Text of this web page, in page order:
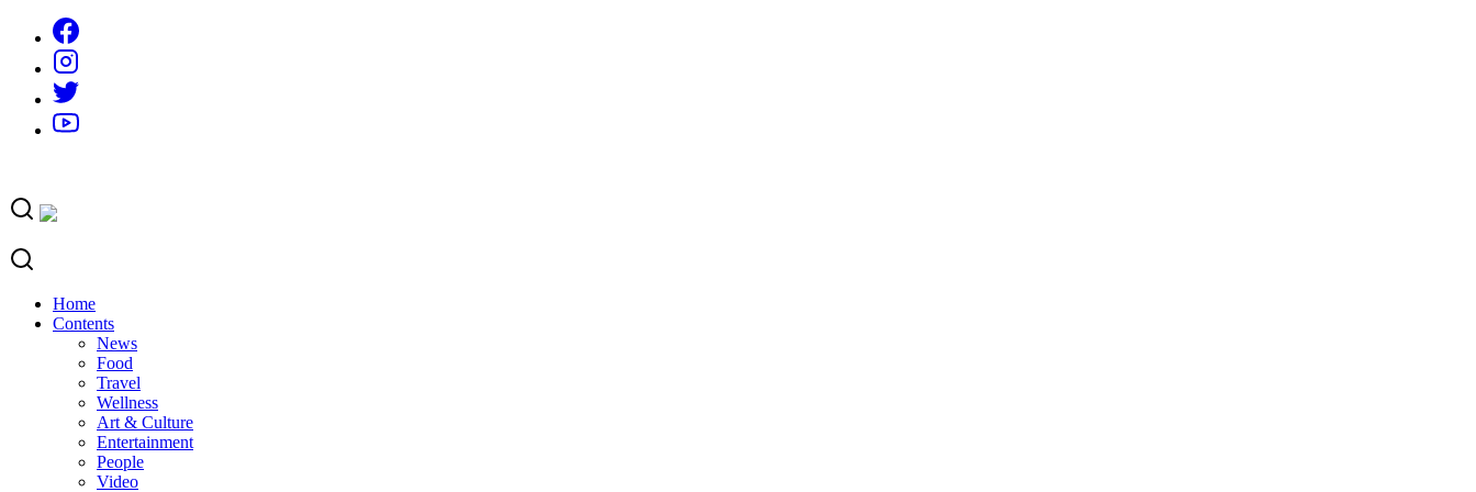
content
Home
Contents
News
Food
Travel
Wellness
Art & Culture
Entertainment
People
Video